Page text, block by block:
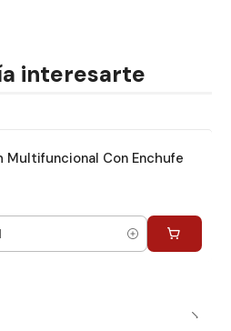
interesarte
Multifuncional Con Enchufe